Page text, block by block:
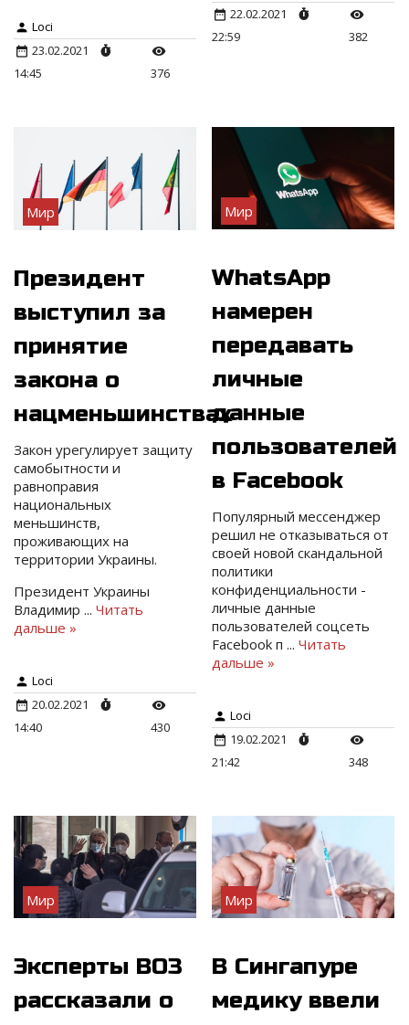
Loci
23.02.2021
14:45
376
22.02.2021
22:59
382
Мир
Президент
выступил за
принятие
закона о
нацменьшинствах
Закон урегулирует защиту
самобытности и
равноправия
национальных
меньшинств,
проживающих на
территории Украины.
Президент Украины
Владимир ... Читать
дальше »
Loci
20.02.2021
14:40
430
Мир
WhatsApp
намерен
передавать
личные
данные
пользователей
в Facebook
Популярный мессенджер
решил не отказываться от
своей новой скандальной
политики
конфиденциальности -
личные данные
пользователей соцсеть
Facebook п...Читать
дальше »
Loci
19.02.2021
21:42
348
Мир
Эксперты ВОЗ
рассказали о
Мир
В Сингапуре
медику ввели